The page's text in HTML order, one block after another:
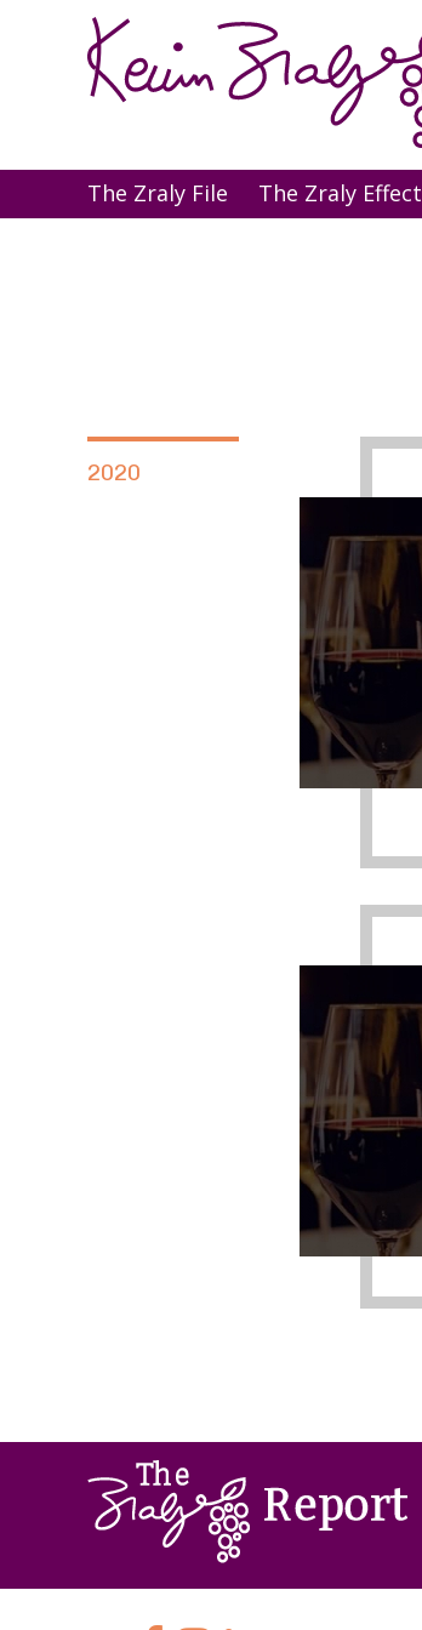
The Zraly File The Zraly Effect
2020